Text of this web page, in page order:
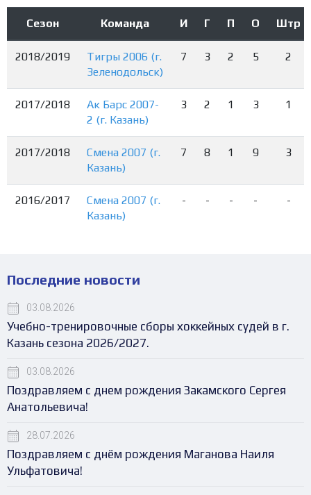
Сезон Команда И Г П О Штр
2018/2019
Тигры 2006 (г.
Зеленодольск)
7 3 2 5 2
2017/2018
Ак Барс 2007-
2 (г. Казань)
3 2 1 3 1
2017/2018
Смена 2007 (г.
Казань)
7 8 1 9 3
2016/2017
Смена 2007 (г.
Казань)
- - - - -
Последние новости
03.08.2026
Учебно-тренировочные сборы хоккейных судей в г.
Казань сезона 2026/2027.
03.08.2026
Поздравляем с днем рождения Закамского Сергея
Анатольевича!
28.07.2026
Поздравляем с днём рождения Маганова Наиля
Ульфатовича!